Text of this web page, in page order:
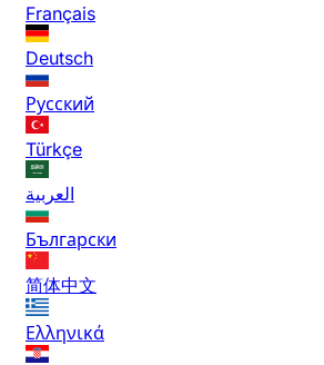
Français
Deutsch
Русский
Türkçe
العربية
Български
简体中文
Ελληνικά